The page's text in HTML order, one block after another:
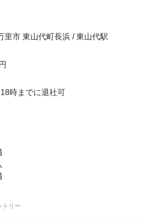
里市 東山代町長浜 / 東山代駅
時までに退社可
トリー